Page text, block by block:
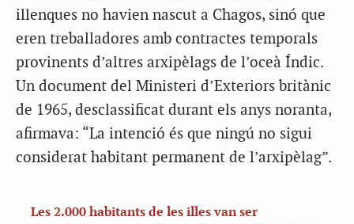
illenques no havien nascut a Chagos, sinó que
eren treballadores amb contractes temporals
provinents d’altres arxipèlags de l’oceà Índic.
Un document del Ministeri d’Exteriors britànic
de 1965, desclassificat durant els anys noranta,
afirmava: “La intenció és que ningú no sigui
considerat habitant permanent de l’arxipèlag”.
Les 2.000 habitants de les illes van ser